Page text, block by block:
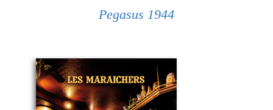
Pegasus 1944